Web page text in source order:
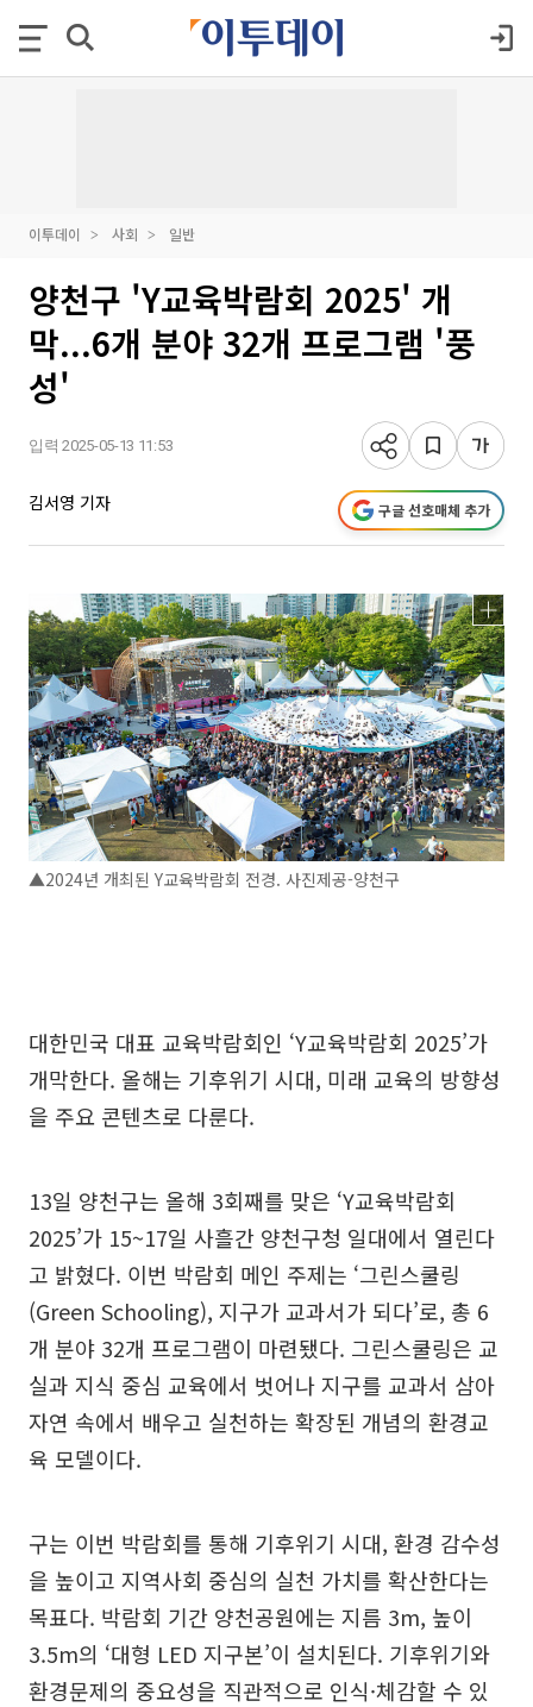
이투데이 사회 일반
양천구 'Y교육박람회 2025' 개
막...6개 분야 32개 프로그램 '풍
성'
입력 2025-05-13 11:53
김서영 기자 구글 선호매체 추가
▲2024년 개최된 Y교육박람회 전경. 사진제공-양천구
대한민국 대표 교육박람회인 ‘Y교육박람회 2025’가
개막한다. 올해는 기후위기 시대, 미래 교육의 방향성
을 주요 콘텐츠로 다룬다.
13일 양천구는 올해 3회째를 맞은 ‘Y교육박람회
2025’가 15~17일 사흘간 양천구청 일대에서 열린다
고 밝혔다. 이번 박람회 메인 주제는 ‘그린스쿨링
(Green Schooling), 지구가 교과서가 되다’로, 총 6
개 분야 32개 프로그램이 마련됐다. 그린스쿨링은 교
실과 지식 중심 교육에서 벗어나 지구를 교과서 삼아
자연 속에서 배우고 실천하는 확장된 개념의 환경교
육 모델이다.
구는 이번 박람회를 통해 기후위기 시대, 환경 감수성
을 높이고 지역사회 중심의 실천 가치를 확산한다는
목표다. 박람회 기간 양천공원에는 지름 3m, 높이
3.5m의 ‘대형 LED 지구본’이 설치된다. 기후위기와
환경문제의 중요성을 직관적으로 인식·체감할 수 있